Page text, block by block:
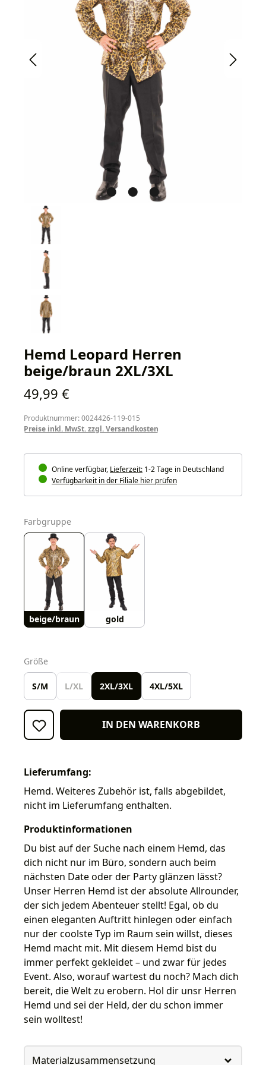
Hemd Leopard Herren
beige/braun 2XL/3XL
Regulärer Preis:
49,99 €
Produktnummer: 0024426-119-015
Preise inkl. MwSt. zzgl. Versandkosten
Online verfügbar, Lieferzeit: 1-2 Tage in Deutschland
Verfügbarkeit in der Filiale hier prüfen
Farbgruppe
beige/braun gold
Größe
S/M L/XL 2XL/3XL 4XL/5XL
IN DEN WARENKORB
Lieferumfang:
Hemd. Weiteres Zubehör ist, falls abgebildet,
nicht im Lieferumfang enthalten.
Produktinformationen
Du bist auf der Suche nach einem Hemd, das
dich nicht nur im Büro, sondern auch beim
nächsten Date oder der Party glänzen lässt?
Unser Herren Hemd ist der absolute Allrounder,
der sich jedem Abenteuer stellt! Egal, ob du
einen eleganten Auftritt hinlegen oder einfach
nur der coolste Typ im Raum sein willst, dieses
Hemd macht mit. Mit diesem Hemd bist du
immer perfekt gekleidet – und zwar für jedes
Event. Also, worauf wartest du noch? Mach dich
bereit, die Welt zu erobern. Hol dir unsr Herren
Hemd und sei der Held, der du schon immer
sein wolltest!
Materialzusammensetzung